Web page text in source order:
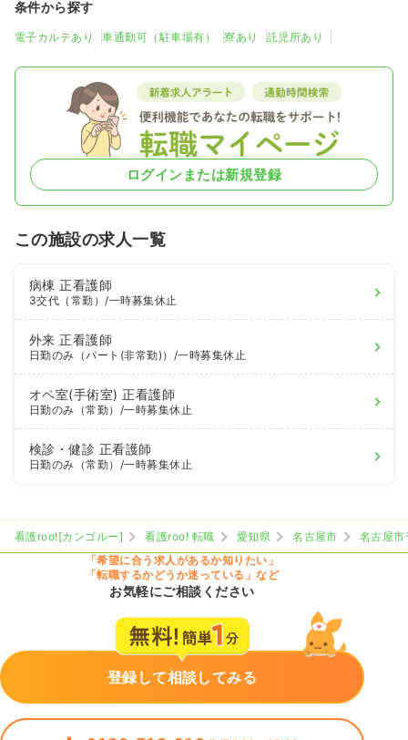
条件から探す
電子カルテあり 車通勤可（駐車場有） 寮あり 託児所あり
ログインまたは新規登録
この施設の求人一覧
病棟正看護師
3交代（常勤）/一時募集休止
外来正看護師
日勤のみ（パート(非常勤)） /一時募集休止
オペ室(手術室)正看護師
日勤のみ（常勤） /一時募集休止
検診・健診 正看護師
日勤のみ（常勤） /一時募集休止
看護roo![カンゴルー] 看護roo! 転職 愛知県 名古屋市
名古屋市
「希望に合う求人があるか知りたい」
「転職するかどうか迷っている」など
お気軽にご相談ください
登録して相談してみる